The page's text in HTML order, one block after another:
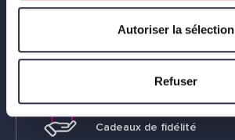
Autoriser la sélection
Refuser
Paiement sécurisé
Cadeaux de fidélité